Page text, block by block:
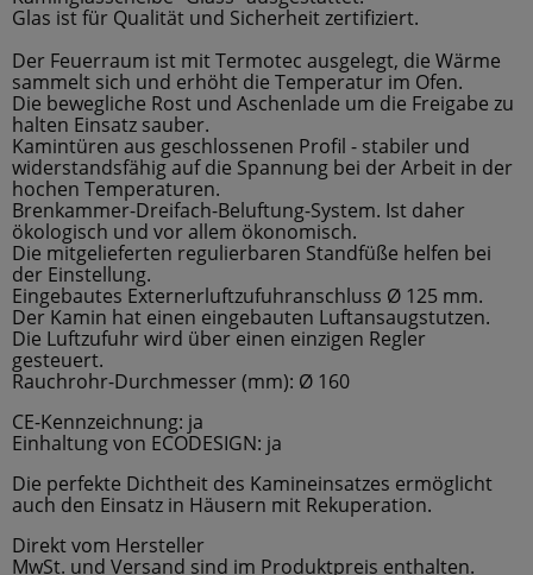
Glas ist für Qualität und Sicherheit zertifiziert.
Der Feuerraum ist mit Termotec ausgelegt, die Wärme
sammelt sich und erhöht die Temperatur im Ofen.
Die bewegliche Rost und Aschenlade um die Freigabe zu
halten Einsatz sauber.
Kamintüren aus geschlossenen Profil - stabiler und
widerstandsfähig auf die Spannung bei der Arbeit in der
hochen Temperaturen.
Brenkammer-Dreifach-Beluftung-System. Ist daher
ökologisch und vor allem ökonomisch.
Die mitgelieferten regulierbaren Standfüße helfen bei
der Einstellung.
Eingebautes Externerluftzufuhranschluss Ø 125 mm.
Der Kamin hat einen eingebauten Luftansaugstutzen.
Die Luftzufuhr wird über einen einzigen Regler
gesteuert.
Rauchrohr-Durchmesser (mm): Ø 160
CE-Kennzeichnung: ja
Einhaltung von ECODESIGN: ja
Die perfekte Dichtheit des Kamineinsatzes ermöglicht
auch den Einsatz in Häusern mit Rekuperation.
Direkt vom Hersteller
MwSt. und Versand sind im Produktpreis enthalten.